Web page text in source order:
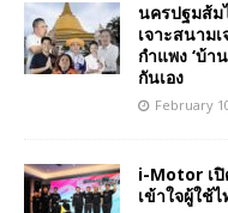
นครปฐมส้ม
เจาะสนาม
กำแพง ‘บ้า
กันเอง
February
i-Motor เปิ
เข้าใจผู้ใช้